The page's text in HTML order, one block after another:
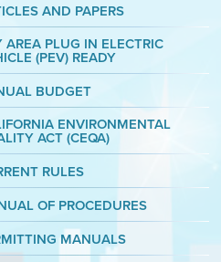
AND PAPERS
AREA PLUG IN ELECTRIC
(PEV) READY
BUDGET
ENVIRONMENTAL
ACT (CEQA)
RULES
OF PROCEDURES
MANUALS